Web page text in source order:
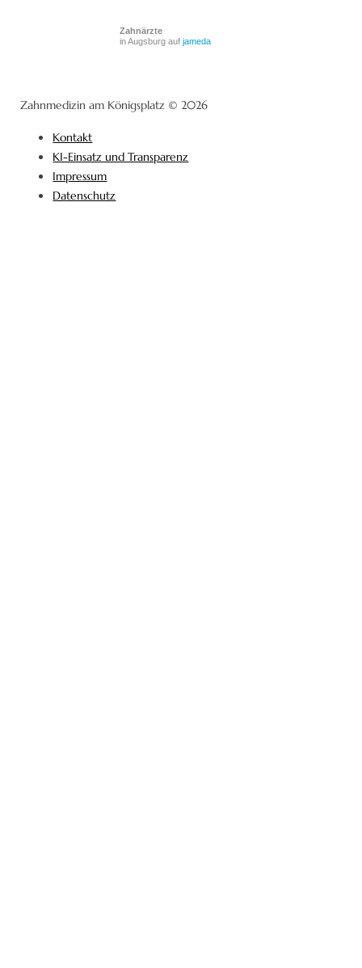
Zahnärzte
in Augsburg aufjameda
Zahnmedizin am Königsplatz © 2026
Kontakt
KI-Einsatz und Transparenz
Impressum
Datenschutz